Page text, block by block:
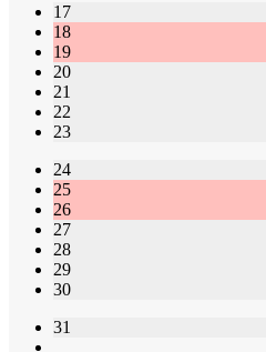
17
18
19
20
21
22
23
24
25
26
27
28
29
30
31